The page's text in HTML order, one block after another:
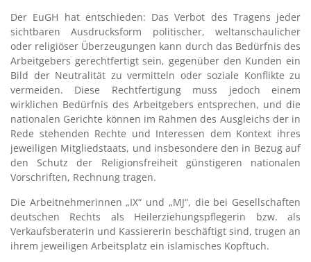
Der EuGH hat entschieden: Das Verbot des Tragens jeder
sichtbaren Ausdrucksform politischer, weltanschaulicher
oder religiöser Überzeugungen kann durch das Bedürfnis des
Arbeitgebers gerechtfertigt sein, gegenüber den Kunden ein
Bild der Neutralität zu vermitteln oder soziale Konflikte zu
vermeiden. Diese Rechtfertigung muss jedoch einem
wirklichen Bedürfnis des Arbeitgebers entsprechen, und die
nationalen Gerichte können im Rahmen des Ausgleichs der in
Rede stehenden Rechte und Interessen dem Kontext ihres
jeweiligen Mitgliedstaats, und insbesondere den in Bezug auf
den Schutz der Religionsfreiheit günstigeren nationalen
Vorschriften, Rechnung tragen.
Die Arbeitnehmerinnen „IX“ und „MJ“, die bei Gesellschaften
deutschen Rechts als Heilerziehungspflegerin bzw. als
Verkaufsberaterin und Kassiererin beschäftigt sind, trugen an
ihrem jeweiligen Arbeitsplatz ein islamisches Kopftuch.